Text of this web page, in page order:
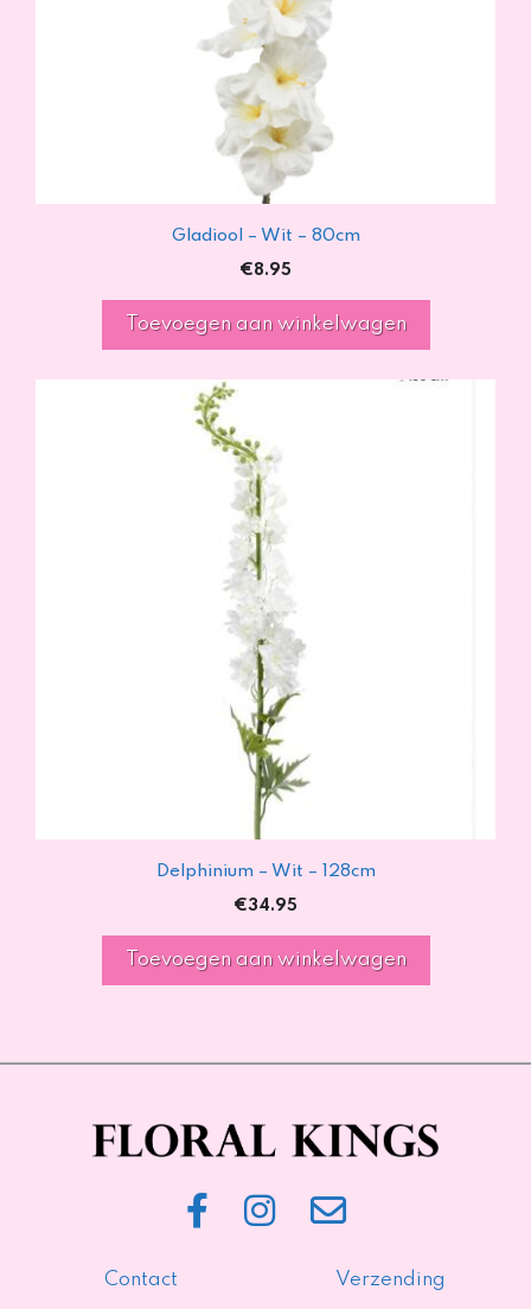
Gladiool – Wit – 80cm
€8.95
Toevoegen aan winkelwagen
Delphinium – Wit – 128cm
€34.95
Toevoegen aan winkelwagen
Contact Verzending